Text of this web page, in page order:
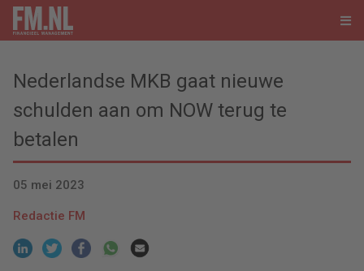
Nederlandse MKB gaat nieuwe
schulden aan om NOW terug te
betalen
05 mei 2023
Redactie FM